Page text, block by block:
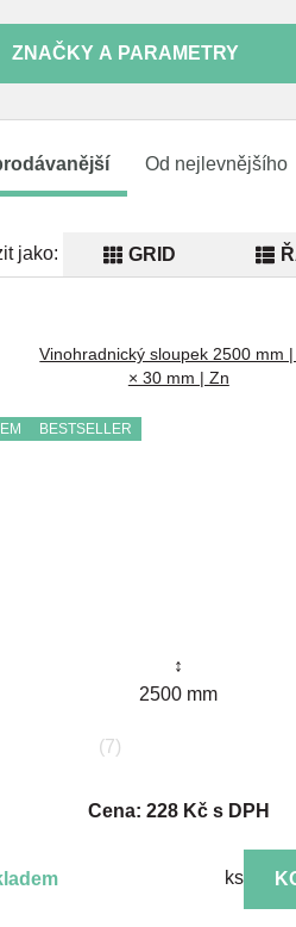
ZNAČKY A PARAMETRY
Od nejlevnějšího
jako: GRID
Vinohradnický sloupek 2500 mm
× 30 mm | Zn
BESTSELLER
↕
2500 mm
(7)
Cena: 228 Kč s DPH
ks